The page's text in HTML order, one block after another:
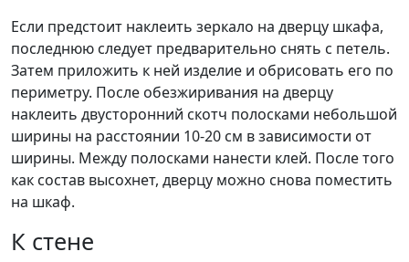
Если предстоит наклеить зеркало на дверцу шкафа,
последнюю следует предварительно снять с петель.
Затем приложить к ней изделие и обрисовать его по
периметру. После обезжиривания на дверцу
наклеить двусторонний скотч полосками небольшой
ширины на расстоянии 10-20 см в зависимости от
ширины. Между полосками нанести клей. После того
как состав высохнет, дверцу можно снова поместить
на шкаф.
К стене